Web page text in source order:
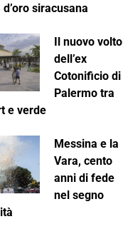
siracusana
Il nuovo volto
dell’ex
Cotonificio di
Palermo tra
e verde
Messina e la
Vara, cento
anni di fede
nel segno